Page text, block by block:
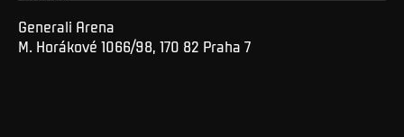
Generali Arena
M. Horákové 1066/98, 170 82 Praha 7